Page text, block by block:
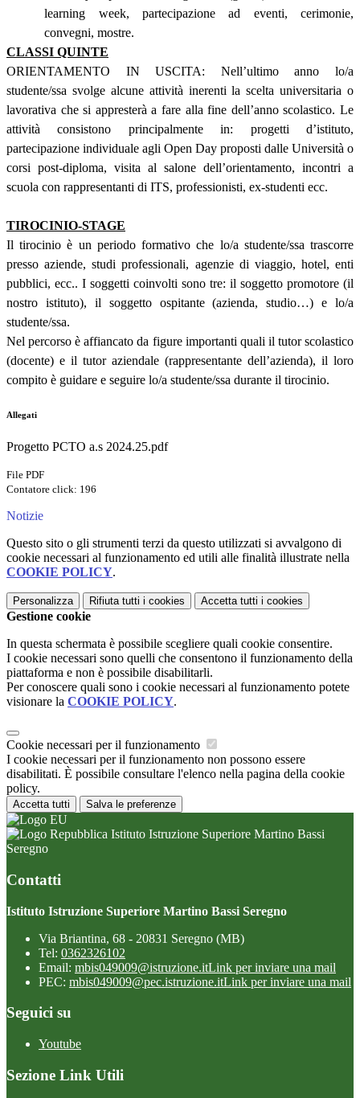
learning week, partecipazione ad eventi, cerimonie,
convegni, mostre.
CLASSI QUINTE
ORIENTAMENTO IN USCITA: Nell’ultimo anno lo/a
studente/ssa svolge alcune attività inerenti la scelta universitaria o
lavorativa che si appresterà a fare alla fine dell’anno scolastico. Le
attività consistono principalmente in: progetti d’istituto,
partecipazione individuale agli Open Day proposti dalle Università o
corsi post-diploma, visita al salone dell’orientamento, incontri a
scuola con rappresentanti di ITS, professionisti, ex-studenti ecc.
TIROCINIO-STAGE
Il tirocinio è un periodo formativo che lo/a studente/ssa trascorre
presso aziende, studi professionali, agenzie di viaggio, hotel, enti
pubblici, ecc.. I soggetti coinvolti sono tre: il soggetto promotore (il
nostro istituto), il soggetto ospitante (azienda, studio…) e lo/a
studente/ssa.
Nel percorso è affiancato da figure importanti quali il tutor scolastico
(docente) e il tutor aziendale (rappresentante dell’azienda), il loro
compito è guidare e seguire lo/a studente/ssa durante il tirocinio.
Allegati
Progetto PCTO a.s 2024.25.pdf
File PDF
Contatore click: 196
Notizie
Questo sito o gli strumenti terzi da questo utilizzati si avvalgono di
cookie necessari al funzionamento ed utili alle finalità illustrate nella
COOKIE POLICY.
Personalizza Rifiuta tutti i cookies Accetta tutti i cookies
Gestione cookie
In questa schermata è possibile scegliere quali cookie consentire.
I cookie necessari sono quelli che consentono il funzionamento della
piattaforma e non è possibile disabilitarli.
Per conoscere quali sono i cookie necessari al funzionamento potete
visionare la COOKIE POLICY.
Cookie necessari per il funzionamento
I cookie necessari per il funzionamento non possono essere
disabilitati. È possibile consultare l'elenco nella pagina della cookie
policy.
Accetta tutti Salva le preferenze
Istituto Istruzione Superiore Martino Bassi
Seregno
Contatti
Istituto Istruzione Superiore Martino Bassi Seregno
Via Briantina, 68 - 20831 Seregno (MB)
Tel: 0362326102
Email: mbis049009@istruzione.itLink per inviare una mail
PEC: mbis049009@pec.istruzione.itLink per inviare una mail
Seguici su
Youtube
Sezione Link Utili